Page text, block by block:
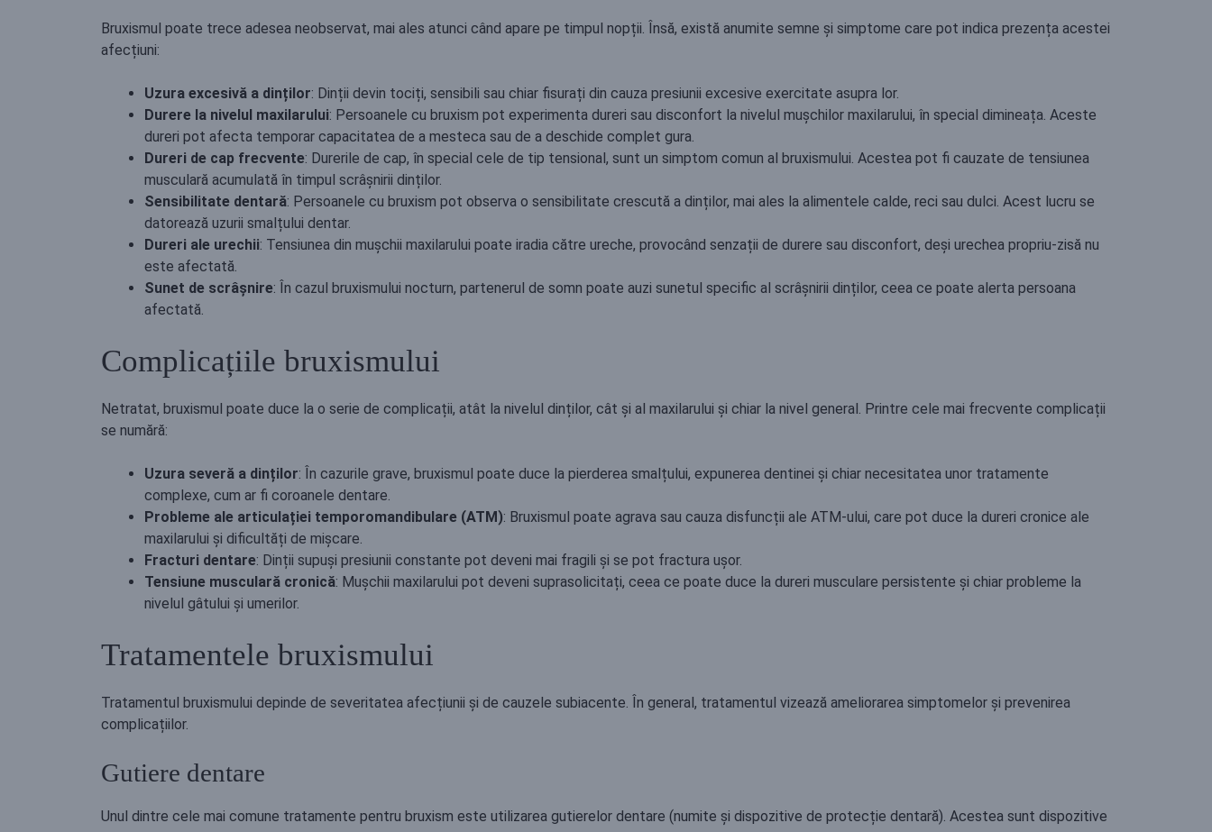
Bruxismul poate trece adesea neobservat, mai ales atunci când apare pe timpul nopții. Însă, există anumite semne și simptome care pot indica prezența acestei
afecțiuni:
Uzura excesivă a dinților: Dinții devin tociți, sensibili sau chiar fisurați din cauza presiunii excesive exercitate asupra lor.
Durere la nivelul maxilarului: Persoanele cu bruxism pot experimenta dureri sau disconfort la nivelul mușchilor maxilarului, în special dimineața. Aceste
dureri pot afecta temporar capacitatea de a mesteca sau de a deschide complet gura.
Dureri de cap frecvente: Durerile de cap, în special cele de tip tensional, sunt un simptom comun al bruxismului. Acestea pot fi cauzate de tensiunea
musculară acumulată în timpul scrâșnirii dinților.
Sensibilitate dentară: Persoanele cu bruxism pot observa o sensibilitate crescută a dinților, mai ales la alimentele calde, reci sau dulci. Acest lucru se
datorează uzurii smalțului dentar.
Dureri ale urechii: Tensiunea din mușchii maxilarului poate iradia către ureche, provocând senzații de durere sau disconfort, deși urechea propriu-zisă nu
este afectată.
Sunet de scrâșnire: În cazul bruxismului nocturn, partenerul de somn poate auzi sunetul specific al scrâșnirii dinților, ceea ce poate alerta persoana
afectată.
Complicațiile bruxismului
Netratat, bruxismul poate duce la o serie de complicații, atât la nivelul dinților, cât și al maxilarului și chiar la nivel general. Printre cele mai frecvente complicații
se numără:
Uzura severă a dinților: În cazurile grave, bruxismul poate duce la pierderea smalțului, expunerea dentinei și chiar necesitatea unor tratamente
complexe, cum ar fi coroanele dentare.
Probleme ale articulației temporomandibulare (ATM): Bruxismul poate agrava sau cauza disfuncții ale ATM-ului, care pot duce la dureri cronice ale
maxilarului și dificultăți de mișcare.
Fracturi dentare: Dinții supuși presiunii constante pot deveni mai fragili și se pot fractura ușor.
Tensiune musculară cronică: Mușchii maxilarului pot deveni suprasolicitați, ceea ce poate duce la dureri musculare persistente și chiar probleme la
nivelul gâtului și umerilor.
Tratamentele bruxismului
Tratamentul bruxismului depinde de severitatea afecțiunii și de cauzele subiacente. În general, tratamentul vizează ameliorarea simptomelor și prevenirea
complicațiilor.
Gutiere dentare
Unul dintre cele mai comune tratamente pentru bruxism este utilizarea gutierelor dentare (numite și dispozitive de protecție dentară). Acestea sunt dispozitive